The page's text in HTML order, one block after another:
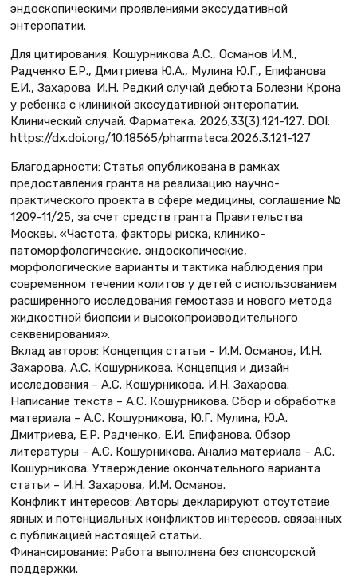
эндоскопическими проявлениями экссудативной
энтеропатии.
Для цитирования: Кошурникова А.С., Османов И.М.,
Радченко Е.Р., Дмитриева Ю.А., Мулина Ю.Г., Епифанова
Е.И., Захарова И.Н. Редкий случай дебюта Болезни Крона
у ребенка с клиникой экссудативной энтеропатии.
Клинический случай. Фарматека. 2026;33(3):121-127. DOI:
https://dx.doi.org/10.18565/pharmateca.2026.3.121-127
Благодарности: Статья опубликована в рамках
предоставления гранта на реализацию научно-
практического проекта в сфере медицины, соглашение №
1209-11/25, за счет средств гранта Правительства
Москвы. «Частота, факторы риска, клинико-
патоморфологические, эндоскопические,
морфологические варианты и тактика наблюдения при
современном течении колитов у детей с использованием
расширенного исследования гемостаза и нового метода
жидкостной биопсии и высокопроизводительного
секвенирования».
Вклад авторов: Концепция статьи – И.М. Османов, И.Н.
Захарова, А.С. Кошурникова. Концепция и дизайн
исследования – А.С. Кошурникова, И.Н. Захарова.
Написание текста – А.С. Кошурникова. Сбор и обработка
материала – А.С. Кошурникова, Ю.Г. Мулина, Ю.А.
Дмитриева, Е.Р. Радченко, Е.И. Епифанова. Обзор
литературы – А.С. Кошурникова. Анализ материала – А.С.
Кошурникова. Утверждение окончательного варианта
статьи – И.Н. Захарова, И.М. Османов.
Конфликт интересов: Авторы декларируют отсутствие
явных и потенциальных конфликтов интересов, связанных
с публикацией настоящей статьи.
Финансирование: Работа выполнена без спонсорской
поддержки.